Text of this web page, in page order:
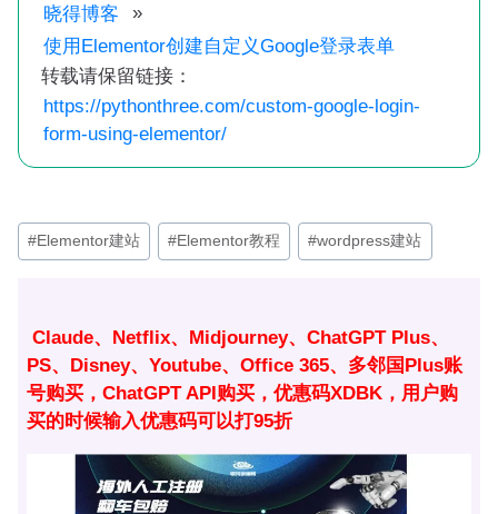
晓得博客
»
使用Elementor创建自定义Google登录表单
转载请保留链接：
https://pythonthree.com/custom-google-login-
form-using-elementor/
文
章
#Elementor建站 #Elementor教程 #wordpress建站
Claude、Netflix、Midjourney、ChatGPT Plus、
PS、Disney、Youtube、Office 365、多邻国Plus账
号购买，ChatGPT API购买，优惠码XDBK，用户购
买的时候输入优惠码可以打95折